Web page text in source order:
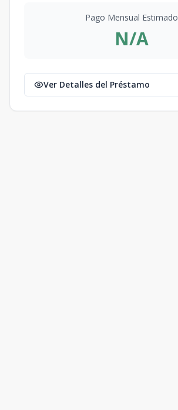
Pago Mensual Estimado
N/A
Ver Detalles del Préstamo